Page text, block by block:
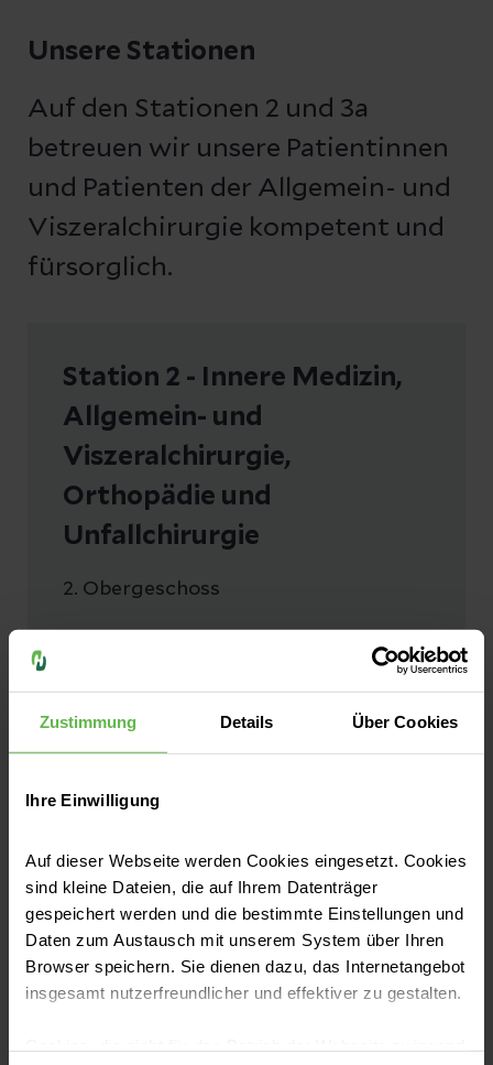
Zustimmung Details Über Cookies
Ihre Einwilligung
Auf dieser Webseite werden Cookies eingesetzt. Cookies
sind kleine Dateien, die auf Ihrem Datenträger
gespeichert werden und die bestimmte Einstellungen und
Daten zum Austausch mit unserem System über Ihren
Browser speichern. Sie dienen dazu, das Internetangebot
insgesamt nutzerfreundlicher und effektiver zu gestalten.
Unsere Stationen
Auf den Stationen 2 und 3a
betreuen wir unsere Patientinnen
und Patienten der Allgemein- und
Viszeralchirurgie kompetent und
fürsorglich.
Station 2 - Innere Medizin,
Allgemein- und
Viszeralchirurgie,
Orthopädie und
Unfallchirurgie
2. Obergeschoss
Station 3 - Interdisziplinäre
3. Obergeschoss
Telefon:
(02267) 889 300